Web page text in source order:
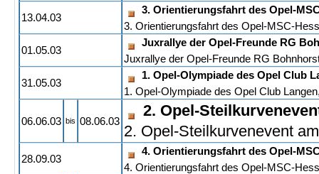
13.04.03
3. Orientierungsfahrt des Opel-
3. Orientierungsfahrt des Opel-MSC-
01.05.03
Juxrallye der Opel-Freunde RG
Juxrallye der Opel-Freunde RG
31.05.03
1. Opel-Olympiade des Opel Club
1. Opel-Olympiade des Opel Club
06.06.03 bis 08.06.03
2. Opel-
2. Opel-Steilkurvenevent
28.09.03
4. Orientierungsfahrt des Opel-
4. Orientierungsfahrt des Opel-MSC-